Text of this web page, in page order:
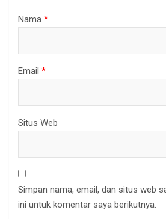
Nama *
Email *
Situs Web
Simpan nama, email, dan situs web
ini untuk komentar saya berikutnya.